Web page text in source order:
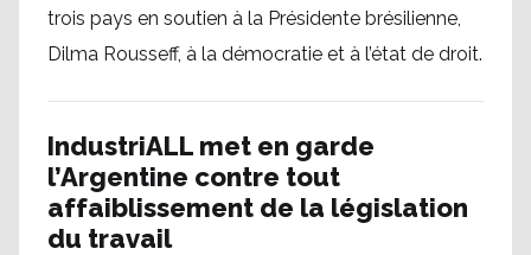
trois pays en soutien à la Présidente brésilienne,
Dilma Rousseff, à la démocratie et à l’état de droit.
IndustriALL met en garde
l’Argentine contre tout
affaiblissement de la législation
du travail